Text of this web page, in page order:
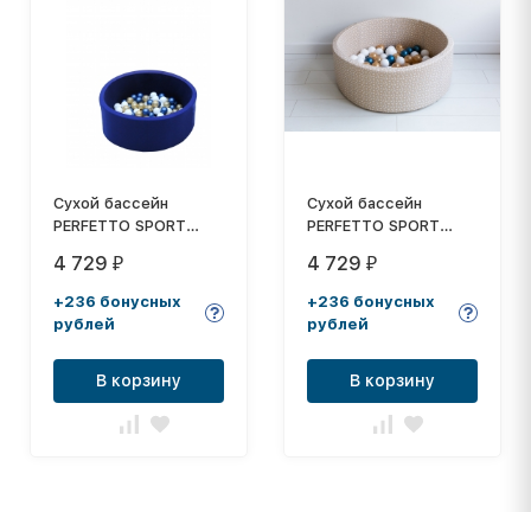
Сухой бассейн
PERFETTO SPORT
4 729 ₽
+236 бонусных
рублей
В корзину
Сухой бассейн
PERFETTO SPORT
4 729 ₽
+236 бонусных
рублей
В корзину